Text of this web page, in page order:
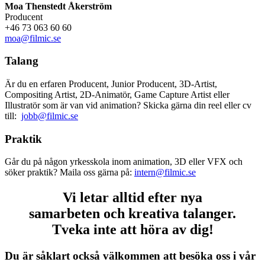
Moa Thenstedt Åkerström
Producent
+46 73 063 60 60
moa@filmic.se
Talang
Är du en erfaren Producent, Junior Producent, 3D-Artist,
Compositing Artist, 2D-Animatör, Game Capture Artist eller
Illustratör som är van vid animation? Skicka gärna din reel eller cv
till: jobb@filmic.se
Praktik
Går du på någon yrkesskola inom animation, 3D eller VFX och
söker praktik? Maila oss gärna på: intern@filmic.se
Vi letar alltid efter nya
samarbeten och kreativa talanger.
Tveka inte att höra av dig!
Du är såklart också välkommen att besöka oss i vår